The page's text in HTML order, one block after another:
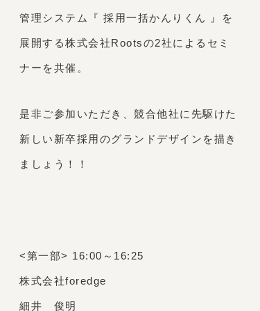
管理システム『 採用一括かんりくん 』を
展開する株式会社Rootsの2社によるセミ
ナーを共催。
是非ご参加いただき、競合他社に先駆けた
新しい新卒採用のグランドデザインを描き
ましょう！！
<第一部> 16:00～16:25
株式会社foredge
細井 俊明